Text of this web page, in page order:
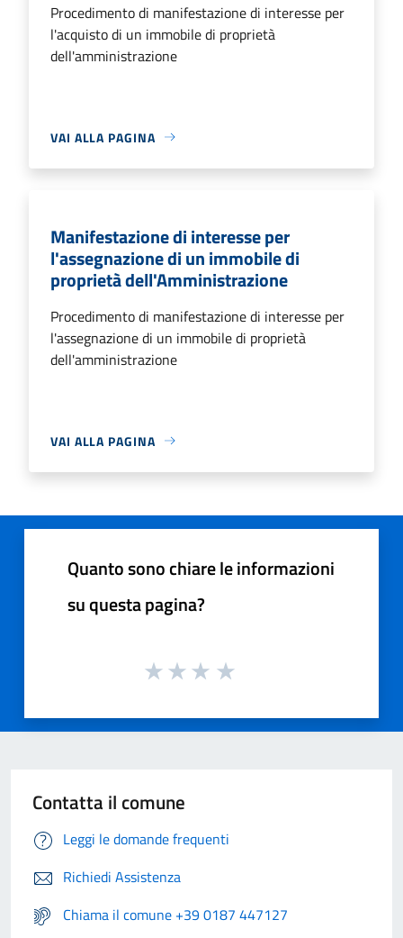
Procedimento di manifestazione di interesse per
l'acquisto di un immobile di proprietà
dell'amministrazione
VAI ALLA PAGINA
Manifestazione di interesse per
l'assegnazione di un immobile di
proprietà dell'Amministrazione
Procedimento di manifestazione di interesse per
l'assegnazione di un immobile di proprietà
dell'amministrazione
VAI ALLA PAGINA
Quanto sono chiare le informazioni
su questa pagina?
Contatta il comune
Leggi le domande frequenti
Richiedi Assistenza
Chiama il comune +39 0187 447127